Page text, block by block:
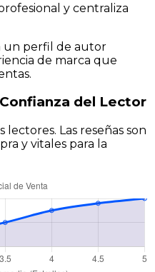
y centraliza
un perfil de autor
de marca que
del Lector
Las reseñas son
y vitales para la